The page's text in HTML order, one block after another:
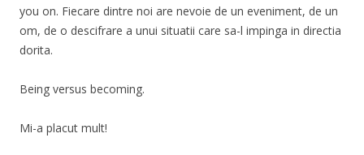
you on. Fiecare dintre noi are nevoie de un eveniment, de un
om, de o descifrare a unui situatii care sa-l impinga in directia
dorita.
Being versus becoming.
Mi-a placut mult!